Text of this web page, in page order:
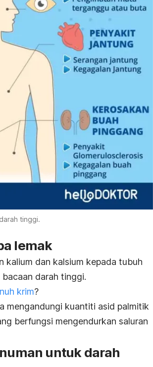
tinggi.
lemak
kalium dan kalsium kepada tubuh
darah tinggi.
krim?
mengandungi kuantiti asid palmitik
berfungsi mengendurkan saluran
untuk darah